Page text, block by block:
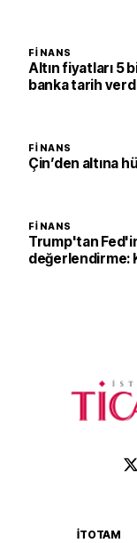
FINANS
Altın fiyatları 5
banka tarih
FINANS
Çin’den altına
FINANS
Trump'tan
değerlendirme:
İTOTAM